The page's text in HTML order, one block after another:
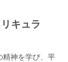
キュラ
精神を学び、平